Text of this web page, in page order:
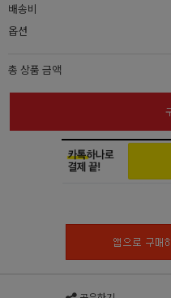
배송비
옵션
총 상품 금액